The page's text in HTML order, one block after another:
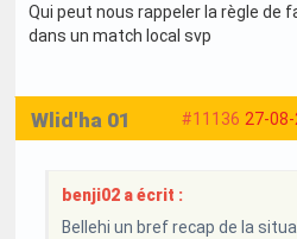
Qui peut nous rappeler la règle de
dans un match local svp
#11136 27-
Wlid'ha 01
benji02 a écrit :
Bellehi un bref recap de la